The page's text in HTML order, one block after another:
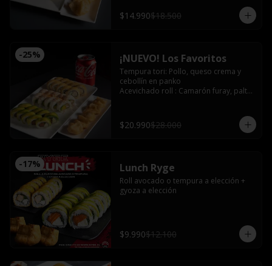
Gyozas de champiñón queso
$14.990$18.500
-25% ¡NUEVO! Los Favoritos
Tempura tori: Pollo, queso crema y
cebollín en panko
Acevichado roll : Camarón furay, palta,
Avocado sake : Salmón, queso crema y
ciboulette envuelto en palta
$20.990$28.000
-17% Lunch Ryge
Roll avocado o tempura a elección +
gyoza a elección
$9.990$12.100